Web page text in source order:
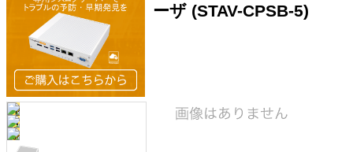
ーザ (STAV-CPSB-5)